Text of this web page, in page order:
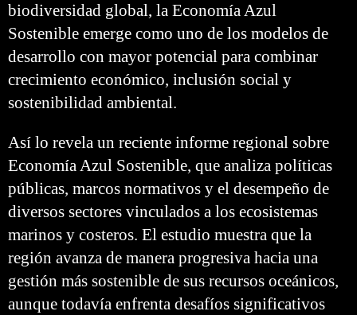
biodiversidad global, la Economía Azul
Sostenible emerge como uno de los modelos de
desarrollo con mayor potencial para combinar
crecimiento económico, inclusión social y
sostenibilidad ambiental.
Así lo revela un reciente informe regional sobre
Economía Azul Sostenible, que analiza políticas
públicas, marcos normativos y el desempeño de
diversos sectores vinculados a los ecosistemas
marinos y costeros. El estudio muestra que la
región avanza de manera progresiva hacia una
gestión más sostenible de sus recursos oceánicos,
aunque todavía enfrenta desafíos significativos